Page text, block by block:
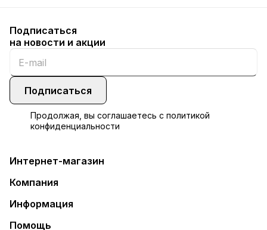
Подписаться
на новости и акции
Подписаться
Продолжая, вы соглашаетесь с политикой
конфиденциальности
Интернет-магазин
Компания
Информация
Помощь